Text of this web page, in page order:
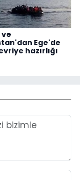
Ege'de
hazırlığı